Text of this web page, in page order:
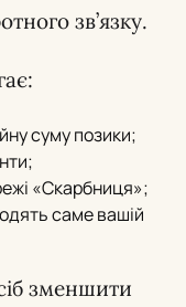
зв’язку.
суму позики;
«Скарбниця»;
саме вашій
зменшити